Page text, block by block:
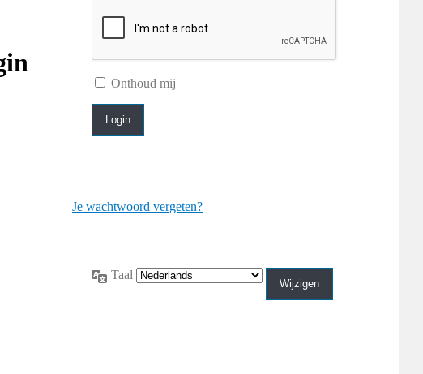
Onthoud mij
Je wachtwoord vergeten?
Taal